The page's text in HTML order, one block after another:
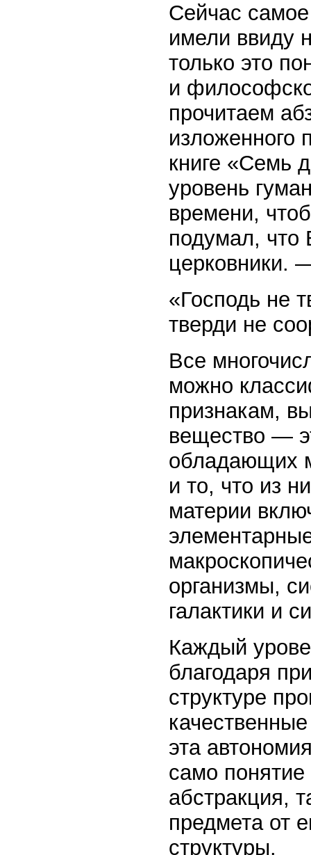
Сейчас
имели ввиду
только это
и
прочитаем
изложенного
книге «Семь
уровень
времени,
подумал, что
церковники.
«Господь не
тверди не
Все
можно
признакам,
вещество —
обладающих
и то, что из
материи
организмы,
галактики и
Каждый
благодаря
структуре
эта
само понятие
абстракция,
предмета от
структуры.